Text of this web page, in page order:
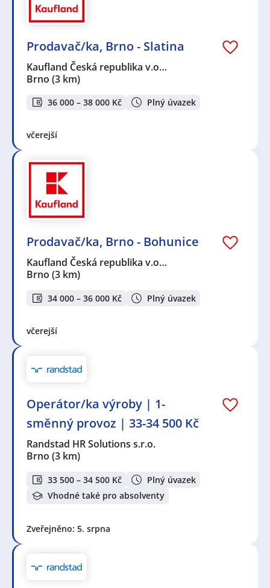
Prodavač/ka, Brno - Slatina
Kaufland Česká republika v.o…
Brno (3 km)
36 000 – 38 000 Kč Plný úvazek
včerejší
Prodavač/ka, Brno - Bohunice
Kaufland Česká republika v.o…
Brno (3 km)
34 000 – 36 000 Kč Plný úvazek
včerejší
Operátor/ka výroby | 1-
směnný provoz | 33-34 500 Kč
Randstad HR Solutions s.r.o.
Brno (3 km)
33 500 – 34 500 Kč
Plný úvazek
Vhodné také pro absolventy
Zveřejněno: 5. srpna